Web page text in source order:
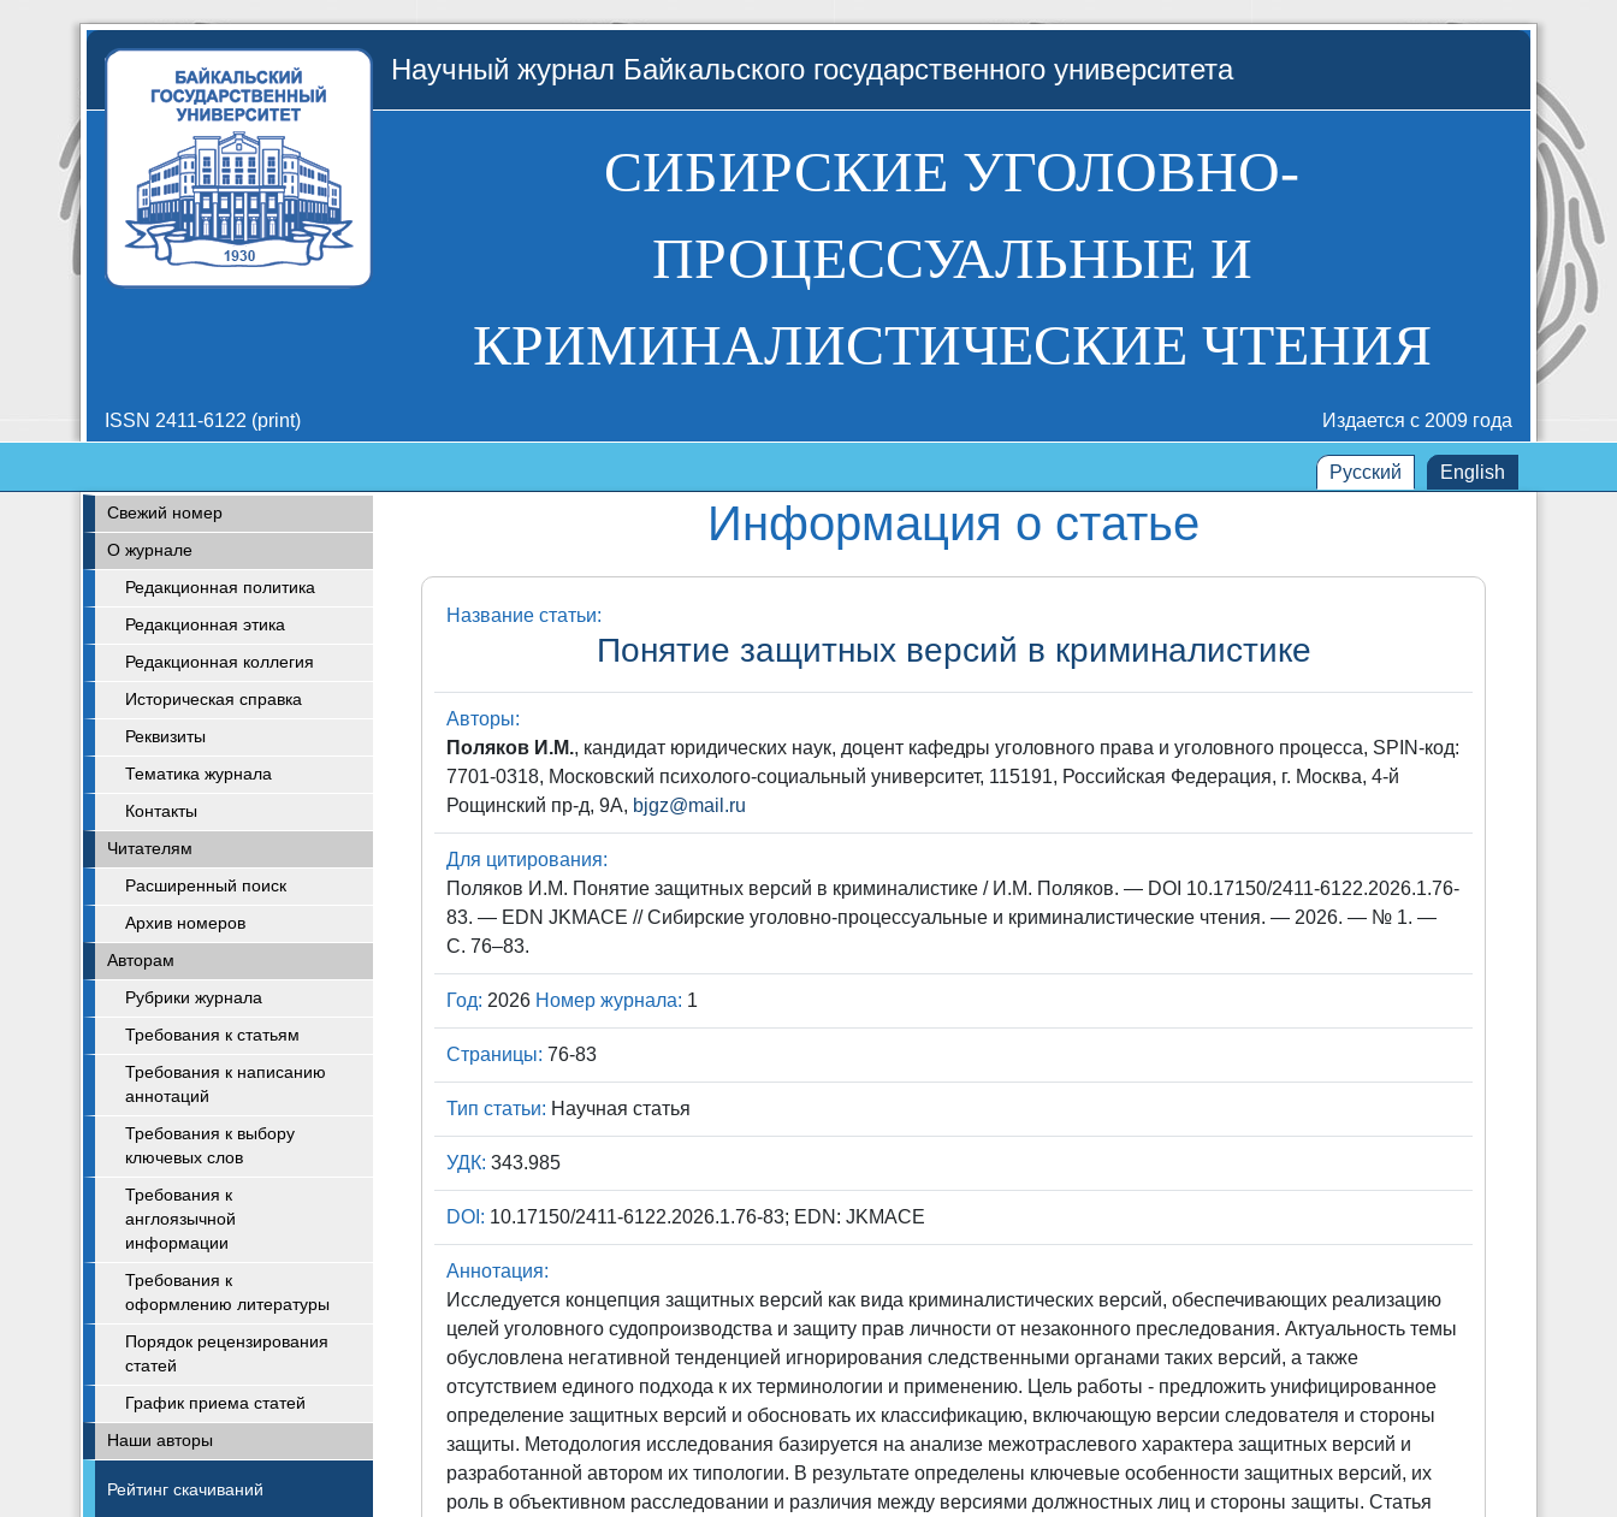
Научный журнал Байкальского государственного университета
СИБИРСКИЕ УГОЛОВНО-
ПРОЦЕССУАЛЬНЫЕ И
КРИМИНАЛИСТИЧЕСКИЕ ЧТЕНИЯ
ISSN 2411-6122 (print) Издается с 2009 года
Русский English
Свежий номер
О журнале
Редакционная политика
Редакционная этика
Редакционная коллегия
Историческая справка
Реквизиты
Тематика журнала
Контакты
Читателям
Расширенный поиск
Архив номеров
Авторам
Рубрики журнала
Требования к статьям
Требования к написанию
аннотаций
Требования к выбору
ключевых слов
Требования к
англоязычной
информации
Требования к
оформлению литературы
Порядок рецензирования
статей
График приема статей
Наши авторы
Рейтинг скачиваний
Информация о статье
Название статьи:
Понятие защитных версий в криминалистике
Авторы:
Поляков И.М., кандидат юридических наук, доцент кафедры уголовного права и уголовного процесса, SPIN-код:
7701-0318, Московский психолого-социальный университет, 115191, Российская Федерация, г. Москва, 4-й
Рощинский пр-д, 9А, bjgz@mail.ru
Для цитирования:
Поляков И.М. Понятие защитных версий в криминалистике / И.М. Поляков. — DOI 10.17150/2411-6122.2026.1.76-
83. — EDN JKMACE // Сибирские уголовно-процессуальные и криминалистические чтения. — 2026. — № 1. —
С. 76–83.
Год: 2026 Номер журнала: 1
Страницы: 76-83
Тип статьи: Научная статья
УДК: 343.985
DOI: 10.17150/2411-6122.2026.1.76-83; EDN: JKMACE
Аннотация:
Исследуется концепция защитных версий как вида криминалистических версий, обеспечивающих реализацию
целей уголовного судопроизводства и защиту прав личности от незаконного преследования. Актуальность темы
обусловлена негативной тенденцией игнорирования следственными органами таких версий, а также
отсутствием единого подхода к их терминологии и применению. Цель работы - предложить унифицированное
определение защитных версий и обосновать их классификацию, включающую версии следователя и стороны
защиты. Методология исследования базируется на анализе межотраслевого характера защитных версий и
разработанной автором их типологии. В результате определены ключевые особенности защитных версий, их
роль в объективном расследовании и различия между версиями должностных лиц и стороны защиты. Статья